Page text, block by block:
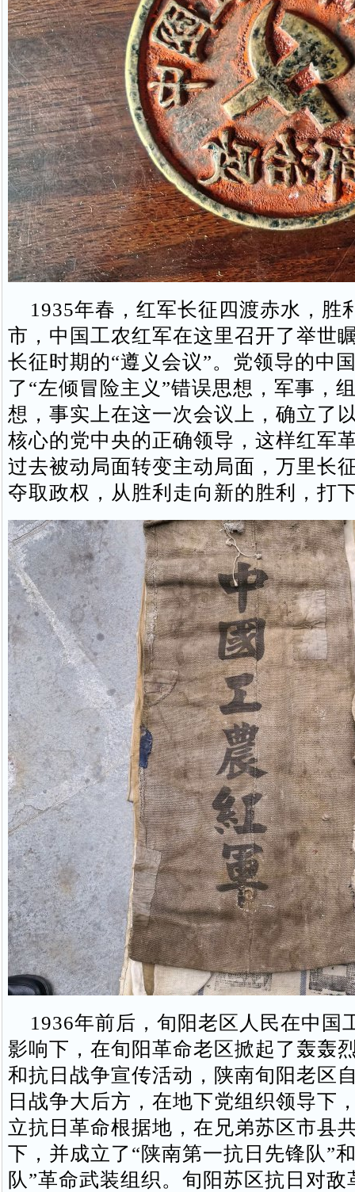
1935年春，红军长征四渡赤水，胜
市，中国工农红军在这里召开了举世
长征时期的“遵义会议”。党领导的中
了“左倾冒险主义”错误思想，军事，
想，事实上在这一次会议上，确立了
核心的党中央的正确领导，这样红军
过去被动局面转变主动局面，万里长
夺取政权，从胜利走向新的胜利，打
1936年前后，旬阳老区人民在中国
影响下，在旬阳革命老区掀起了轰轰
和抗日战争宣传活动，陕南旬阳老区
日战争大后方，在地下党组织领导下
立抗日革命根据地，在兄弟苏区市县
下，并成立了“陕南第一抗日先锋队”
队”革命武装组织。旬阳苏区抗日对敌